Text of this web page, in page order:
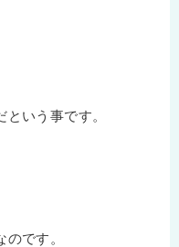
いう事です。
です。